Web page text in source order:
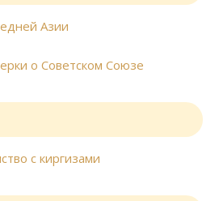
Азии
о Советском Союзе
с киргизами